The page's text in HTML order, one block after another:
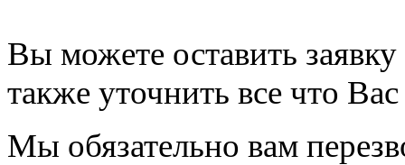
Вы можете оставить
также уточнить все что Вас
Мы обязательно вам